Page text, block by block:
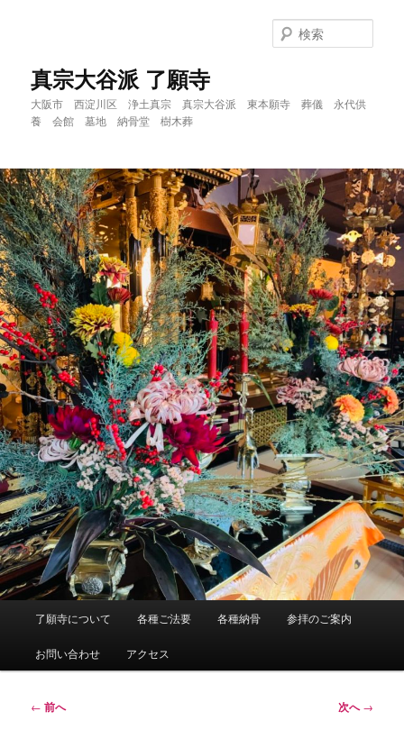
移
動
真宗大谷派 了願寺
大阪市 西淀川区 浄土真宗 真宗大谷派 東本願寺 葬儀 永代供
養 会館 墓地 納骨堂 樹木葬
索
了願寺について 各種ご法要 各種納骨 参拝のご案内
お問い合わせ アクセス
投
← 前へ 次へ→